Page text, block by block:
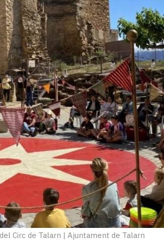
Circ de Talarn | Ajuntament de Talarn